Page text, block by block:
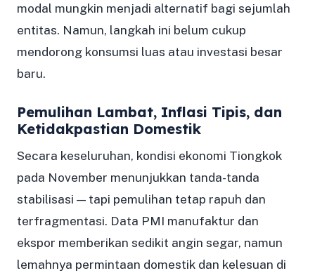
modal mungkin menjadi alternatif bagi sejumlah
entitas. Namun, langkah ini belum cukup
mendorong konsumsi luas atau investasi besar
baru.
Pemulihan Lambat, Inflasi Tipis, dan
Ketidakpastian Domestik
Secara keseluruhan, kondisi ekonomi Tiongkok
pada November menunjukkan tanda-tanda
stabilisasi — tapi pemulihan tetap rapuh dan
terfragmentasi. Data PMI manufaktur dan
ekspor memberikan sedikit angin segar, namun
lemahnya permintaan domestik dan kelesuan di